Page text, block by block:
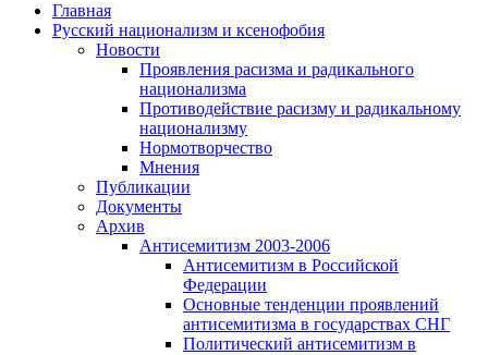
Главная
Русский национализм и ксенофобия
Новости
Проявления расизма и радикального
национализма
Противодействие расизму и радикальному
национализму
Нормотворчество
Мнения
Публикации
Документы
Архив
Антисемитизм 2003-2006
Антисемитизм в Российской
Федерации
Основные тенденции проявлений
антисемитизма в государствах СНГ
Политический антисемитизм в